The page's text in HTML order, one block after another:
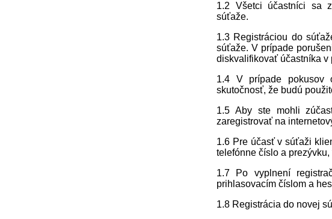
1.2 Všetci účastníci sa
súťaže.
1.3 Registráciou do
súťaže. V prípade
diskvalifikovať účastníka v
1.4 V prípade pokusov
skutočnosť, že budú
1.5 Aby ste mohli
zaregistrovať na
1.6 Pre účasť v súťaži
telefónne číslo a
1.7 Po vyplnení
prihlasovacím číslom a
1.8 Registrácia do novej